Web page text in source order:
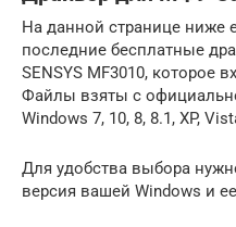
На данной странице ниже
последние бесплатные
SENSYS MF3010, которое
Файлы взяты с
Windows 7, 10, 8, 8.1, XP,
Для удобства выбора
версия вашей Windows и